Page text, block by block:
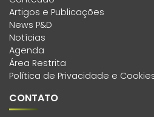
Artigos e Publicações
News P&D
Notícias
Agenda
Área Restrita
Política de Privacidade e
CONTATO